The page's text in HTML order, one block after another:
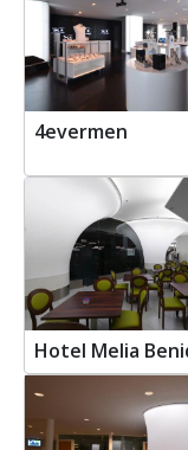
4evermen
Hotel Melia